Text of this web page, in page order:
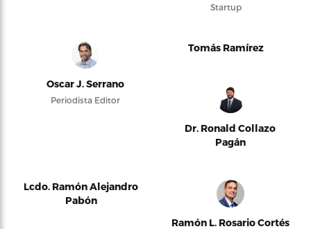
Startup
Oscar J. Serrano
Periodista Editor
Tomás Ramírez
Dr. Ronald Collazo
Pagán
Lcdo. Ramón Alejandro
Pabón
Ramón L. Rosario Cortés